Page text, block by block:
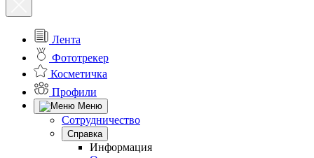
Лента
Фототрекер
Косметичка
Профили
Меню
Сотрудничество
Справка
Информация